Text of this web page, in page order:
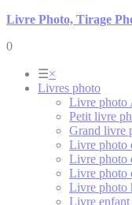
Livre Photo, Tirage
0
☰×
Livres photo
Livre photo
Petit livre
Grand livre
Livre photo
Livre photo
Livre photo
Livre photo
Livre enfant